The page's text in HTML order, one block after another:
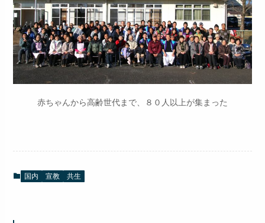
赤ちゃんから高齢世代まで、８０人以上が集まった
国内 宣教 共生